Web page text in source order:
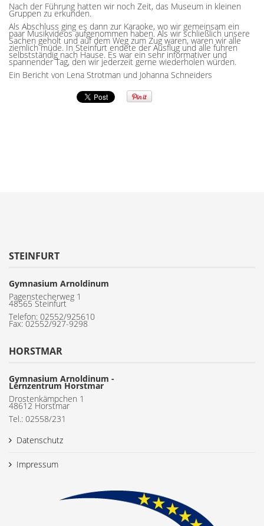
Nach der Führung hatten wir noch Zeit, das Museum in kleinen
Gruppen zu erkunden.
Als Abschluss ging es dann zur Karaoke, wo wir gemeinsam ein
paar Musikvideos aufgenommen haben. Als wir schließlich unsere
Sachen geholt und auf dem Weg zum Zug waren, waren wir alle
ziemlich müde. In Steinfurt endete der Ausflug und alle fuhren
selbstständig nach Hause. Es war ein sehr informativer und
spannender Tag, den wir jederzeit gerne wiederholen würden.
Ein Bericht von Lena Strotman und Johanna Schneiders
STEINFURT
Gymnasium Arnoldinum
Pagenstecherweg 1
48565 Steinfurt
Telefon: 02552/925610
Fax: 02552/927-9298
HORSTMAR
Gymnasium Arnoldinum -
Lernzentrum Horstmar
Drostenkämpchen 1
48612 Horstmar
Tel.: 02558/231
Datenschutz
Impressum